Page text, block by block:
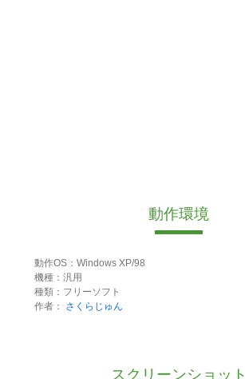
動作環境
動作OS：Windows XP/98
機種：汎用
種類：フリーソフト
作者：
さくらじゅん
スクリーンショット